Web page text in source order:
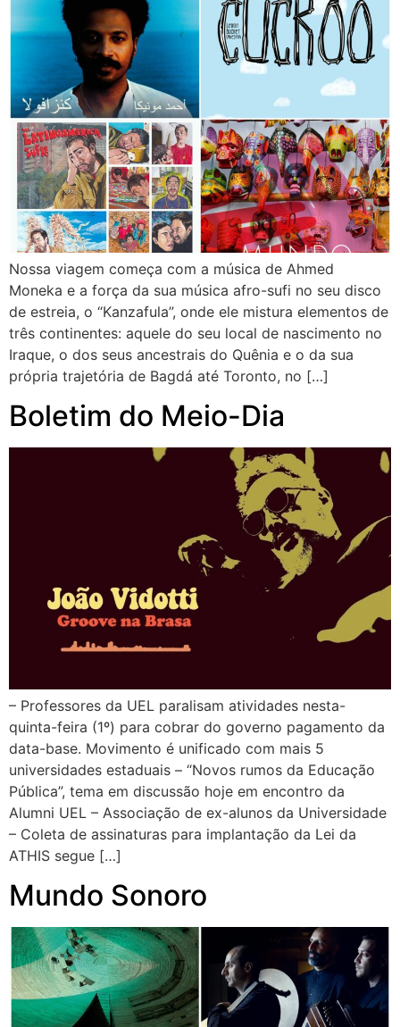
Nossa viagem começa com a música de Ahmed
Moneka e a força da sua música afro-sufi no seu disco
de estreia, o “Kanzafula”, onde ele mistura elementos de
três continentes: aquele do seu local de nascimento no
Iraque, o dos seus ancestrais do Quênia e o da sua
própria trajetória de Bagdá até Toronto, no […]
Boletim do Meio-Dia
– Professores da UEL paralisam atividades nesta-
quinta-feira (1º) para cobrar do governo pagamento da
data-base. Movimento é unificado com mais 5
universidades estaduais – “Novos rumos da Educação
Pública”, tema em discussão hoje em encontro da
Alumni UEL – Associação de ex-alunos da Universidade
– Coleta de assinaturas para implantação da Lei da
ATHIS segue […]
Mundo Sonoro